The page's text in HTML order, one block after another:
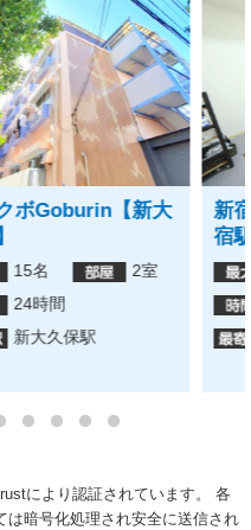
fun2 room shinjuku 新
12名
新宿三丁目駅
により認証されています。
各
は暗号化処理され安全に送信され